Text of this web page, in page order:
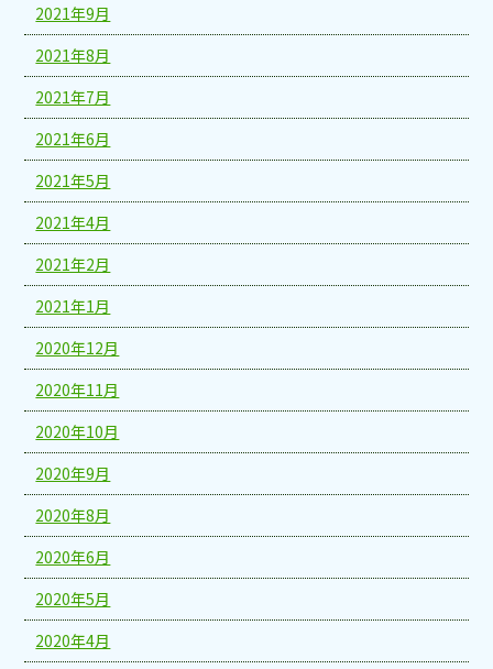
2021年9月
2021年8月
2021年7月
2021年6月
2021年5月
2021年4月
2021年2月
2021年1月
2020年12月
2020年11月
2020年10月
2020年9月
2020年8月
2020年6月
2020年5月
2020年4月